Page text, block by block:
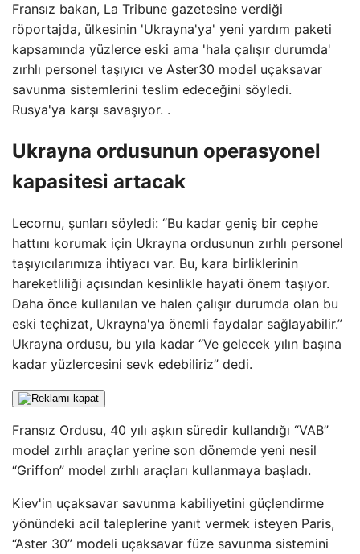
Fransız bakan, La Tribune gazetesine verdiği
röportajda, ülkesinin 'Ukrayna'ya' yeni yardım paketi
kapsamında yüzlerce eski ama 'hala çalışır durumda'
zırhlı personel taşıyıcı ve Aster30 model uçaksavar
savunma sistemlerini teslim edeceğini söyledi.
Rusya'ya karşı savaşıyor. .
Ukrayna ordusunun operasyonel
kapasitesi artacak
Lecornu, şunları söyledi: “Bu kadar geniş bir cephe
hattını korumak için Ukrayna ordusunun zırhlı personel
taşıyıcılarımıza ihtiyacı var. Bu, kara birliklerinin
hareketliliği açısından kesinlikle hayati önem taşıyor.
Daha önce kullanılan ve halen çalışır durumda olan bu
eski teçhizat, Ukrayna'ya önemli faydalar sağlayabilir.”
Ukrayna ordusu, bu yıla kadar “Ve gelecek yılın başına
kadar yüzlercesini sevk edebiliriz” dedi.
Fransız Ordusu, 40 yılı aşkın süredir kullandığı “VAB”
model zırhlı araçlar yerine son dönemde yeni nesil
“Griffon” model zırhlı araçları kullanmaya başladı.
Kiev'in uçaksavar savunma kabiliyetini güçlendirme
yönündeki acil taleplerine yanıt vermek isteyen Paris,
“Aster 30” modeli uçaksavar füze savunma sistemini